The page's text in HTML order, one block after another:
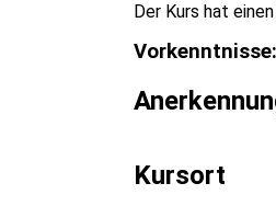
Der Kurs hat
Vorkenntnisse:
Kursort